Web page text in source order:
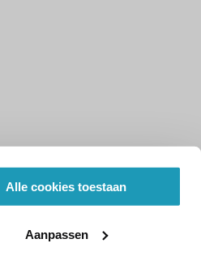
Alle cookies toestaan
Aanpassen